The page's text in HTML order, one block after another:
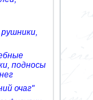
подносы
очаг"